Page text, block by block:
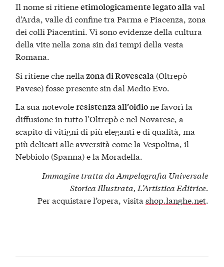
Il nome si ritieneetimologicamente legato allaval
d’Arda, valle di confine tra Parma e Piacenza, zona
dei colli Piacentini. Vi sono evidenze della cultura
della vite nella zona sin dai tempi della vesta
Romana.
Si ritiene che nella zona di Rovescala (Oltrepò
Pavese) fosse presente sin dal Medio Evo.
La sua notevoleresistenza all’oidione favorì la
diffusione in tutto l’Oltrepò e nel Novarese, a
scapito di vitigni di più eleganti e di qualità, ma
più delicati alle avversità come la Vespolina, il
Nebbiolo (Spanna) e la Moradella.
Immagine tratta da Ampelografia Universale
Storica Illustrata, L’Artistica Editrice.
Per acquistare l’opera, visita shop.langhe.net.